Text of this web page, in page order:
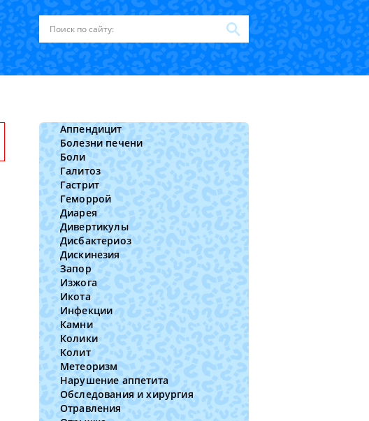
Аппендицит
Болезни печени
Боли
Галитоз
Гастрит
Геморрой
Диарея
Дивертикулы
Дисбактериоз
Дискинезия
Запор
Изжога
Икота
Инфекции
Камни
Колики
Колит
Метеоризм
Нарушение аппетита
Обследования и хирургия
Отравления